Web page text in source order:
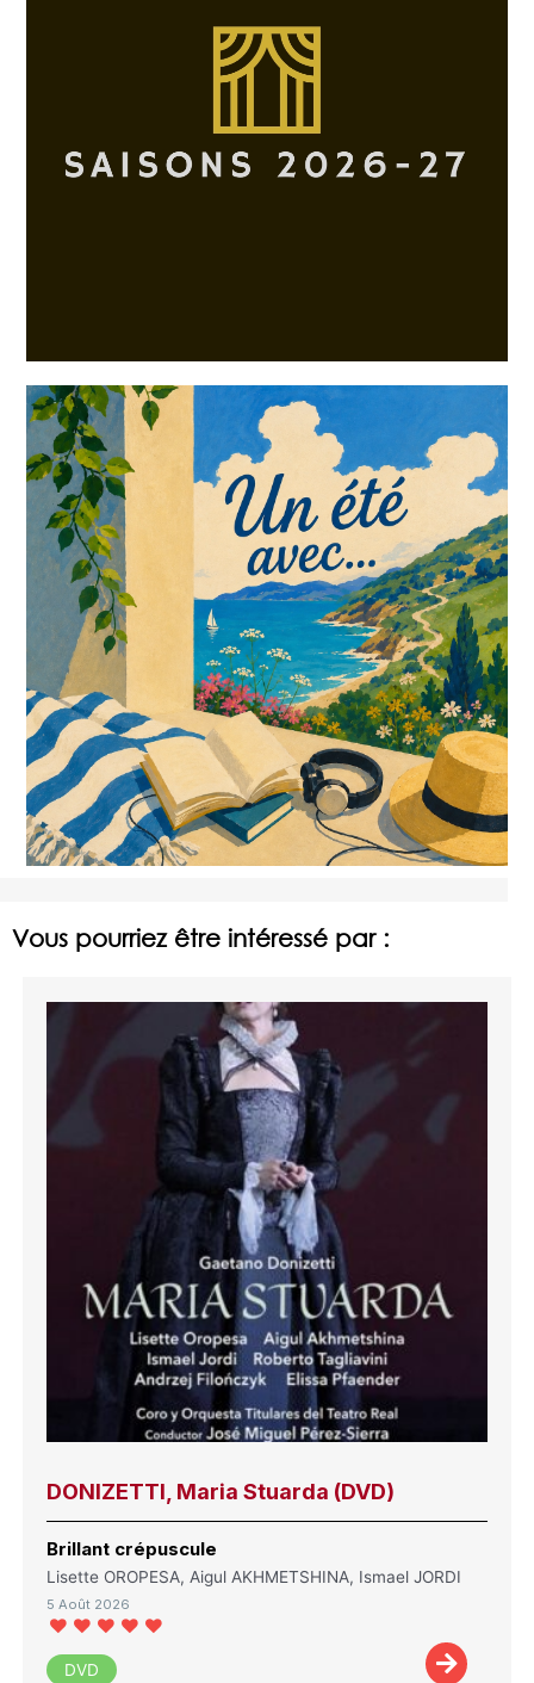
Vous pourriez être intéressé par :
DONIZETTI, Maria Stuarda (DVD)
Brillant crépuscule
Lisette OROPESA, Aigul AKHMETSHINA, Ismael JORDI
5 Août 2026
DVD